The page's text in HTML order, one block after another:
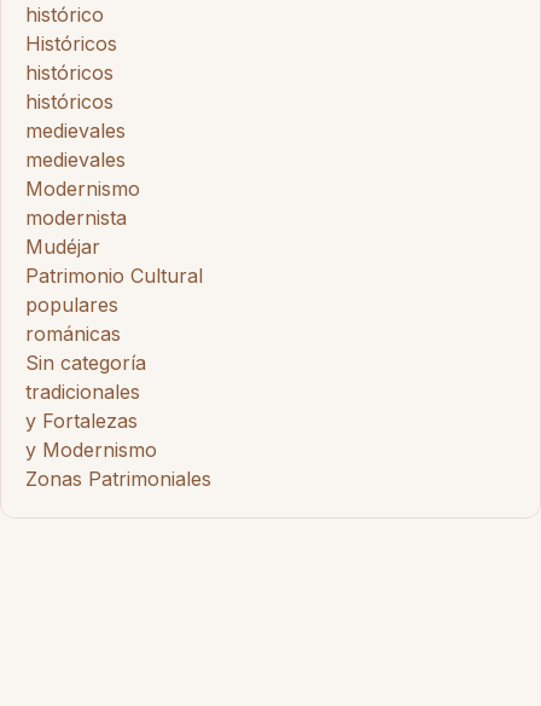
histórico
Históricos
históricos
históricos
medievales
medievales
Modernismo
modernista
Mudéjar
Patrimonio Cultural
populares
románicas
Sin categoría
tradicionales
y Fortalezas
y Modernismo
Zonas Patrimoniales